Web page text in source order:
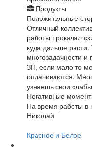
Продукты
Положительные
Отличный
работы прокачал
куда дальше
многозадачности
ЗП, если мало то
оплачиваются.
узнаешь свои
Негативные
На время работы в
Николай
Красное и Белое